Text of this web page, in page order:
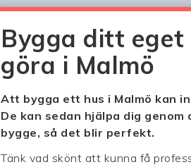
Bygga ditt eget
göra i Malmö
Att bygga ett hus i Malmö kan
De kan sedan hjälpa dig
bygge, så det blir perfekt.
Tänk vad skönt att kunna få